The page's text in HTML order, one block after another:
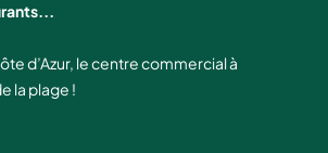
d’Azur, le centre commercial à
la plage !